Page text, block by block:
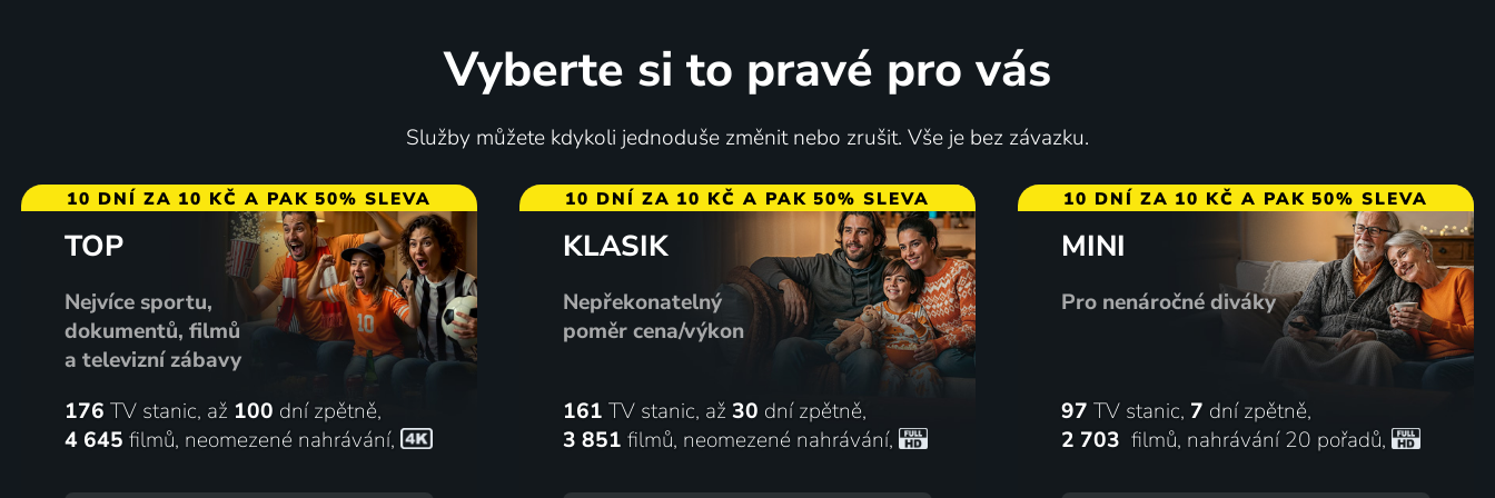
1971 | Československo | Drama 1971 | Československo | Krimi
71% % 64%
Vyberte si to pravé pro vás
Služby můžete kdykoli jednoduše změnit nebo zrušit. Vše je bez závazku.
10 DNÍ ZA 10 KČ A PAK 50% SLEVA
TOP
Nejvíce sportu,
dokumentů, filmů
a televizní zábavy
176 TV stanic, až 100 dní zpětně,
4 645 filmů, neomezené nahrávání,
10 DNÍ ZA 10 KČ A PAK 50% SLEVA
KLASIK
Nepřekonatelný
poměr cena/výkon
161 TV stanic, až 30 dní zpětně,
3 851 filmů, neomezené nahrávání,
10 DNÍ ZA 10 KČ A PAK 50% SLEVA
MINI
Pro nenáročné diváky
97 TV stanic, 7 dní zpětně,
2 703 filmů, nahrávání 20 pořadů,